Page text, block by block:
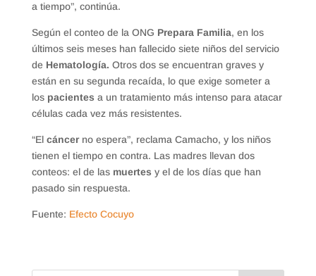
a tiempo”, continúa.
Según el conteo de la ONG Prepara Familia, en los
últimos seis meses han fallecido siete niños del servicio
de Hematología. Otros dos se encuentran graves y
están en su segunda recaída, lo que exige someter a
los pacientes a un tratamiento más intenso para atacar
células cada vez más resistentes.
“El cáncerno espera”, reclama Camacho, y los niños
tienen el tiempo en contra. Las madres llevan dos
conteos: el de las muertes y el de los días que han
pasado sin respuesta.
Fuente: Efecto Cocuyo